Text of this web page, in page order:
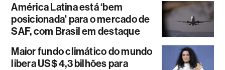
América Latina está ‘bem
posicionada' para o mercado de
SAF, com Brasil em destaque
Maior fundo climático do mundo
libera US$ 4,3 bilhões para